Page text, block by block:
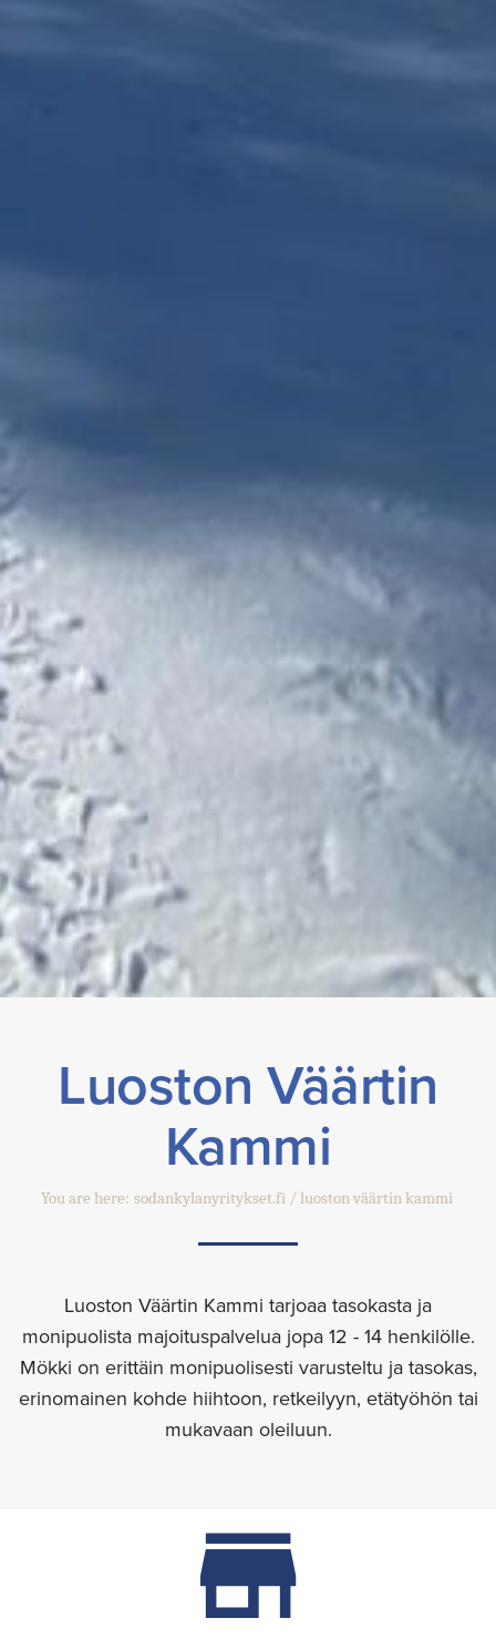
Luoston Väärtin
Kammi
You are here: sodankylanyritykset.fi luoston väärtin kammi
Luoston Väärtin Kammi tarjoaa tasokasta ja
monipuolista majoituspalvelua jopa 12 - 14 henkilölle.
Mökki on erittäin monipuolisesti varusteltu ja tasokas,
erinomainen kohde hiihtoon, retkeilyyn, etätyöhön tai
mukavaan oleiluun.